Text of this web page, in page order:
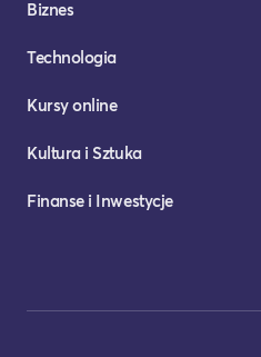
Biznes
Technologia
Kursy online
Kultura i Sztuka
Finanse i Inwestycje